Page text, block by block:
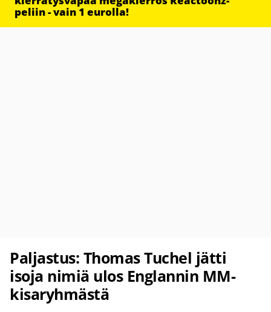
peliin - vain 1 eurolla!
Paljastus: Thomas Tuchel jätti
isoja nimiä ulos Englannin MM-
kisaryhmästä